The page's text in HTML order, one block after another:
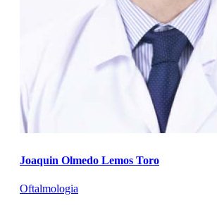
Joaquin Olmedo Lemos Toro
Oftalmologia